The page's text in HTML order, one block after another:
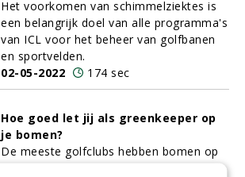
Het voorkomen van schimmelziektes is
een belangrijk doel van alle programma's
van ICL voor het beheer van golfbanen
en sportvelden.
02-05-2022
174 sec
Hoe goed let jij als greenkeeper op
je bomen?
De meeste golfclubs hebben bomen op